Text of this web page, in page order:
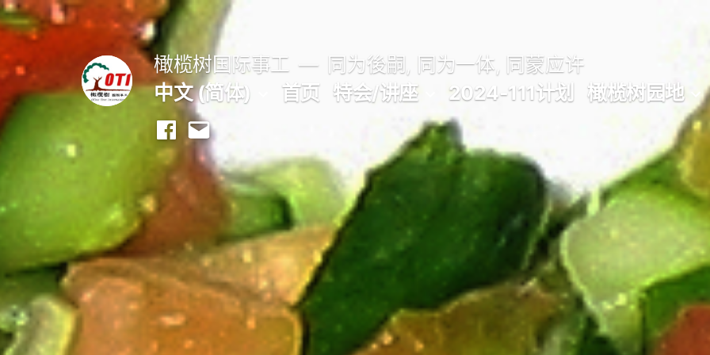
跳
内
容
橄榄树国际事工
同为後嗣, 同为一体, 同蒙应许
中文 (简体)
首页 特会/讲座 2024-111计划 橄榄树园地
Facebook
Email